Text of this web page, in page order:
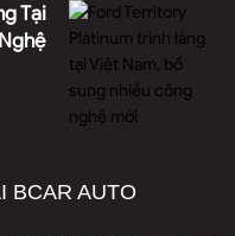
Tại
BCAR AUTO